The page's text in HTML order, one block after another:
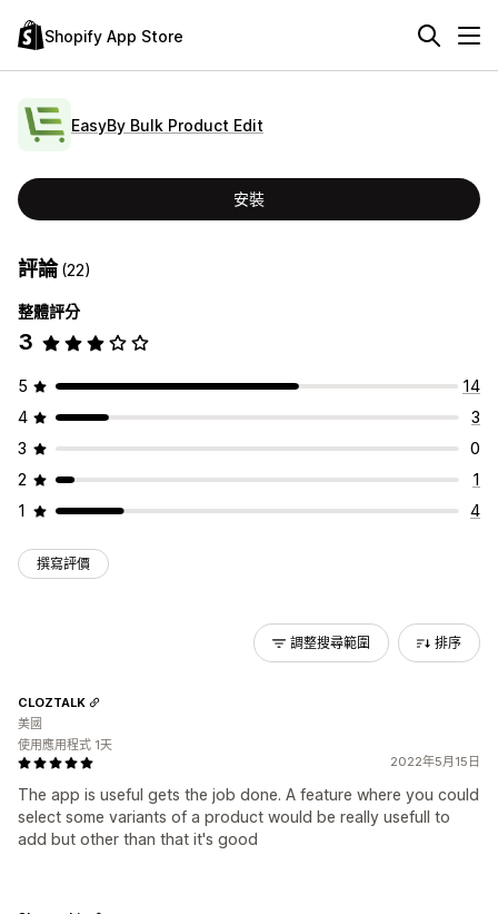
Shopify App Store
EasyBy Bulk Product Edit
安裝
評論(22)
整體評分
3
5
14
4
3
3
0
2
1
1
4
撰寫評價
調整搜尋範圍 排序
2022年5月15日
The app is useful gets the job done. A feature where you could
select some variants of a product would be really usefull to
add but other than that it's good
CLOZTALK
美國
使用應用程式 1天